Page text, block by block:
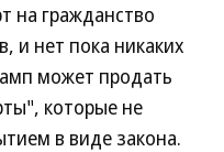
на гражданство
и нет пока никаких
может продать
которые не
в виде закона.